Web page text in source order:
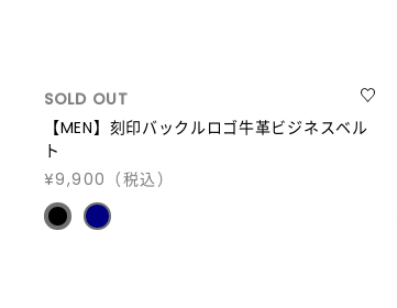
SOLD OUT
【MEN】刻印バックルロゴ牛革ビジネスベル
ト
¥9,900 （税込）